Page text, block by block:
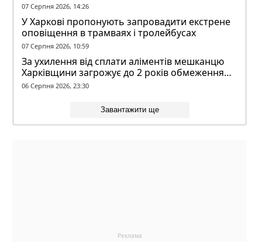
07 Серпня 2026, 14:26
У Харкові пропонують запровадити екстрене
оповіщення в трамваях і тролейбусах
07 Серпня 2026, 10:59
За ухилення від сплати аліментів мешканцю
Харківщини загрожує до 2 років обмеження
волі
06 Серпня 2026, 23:30
Завантажити ще